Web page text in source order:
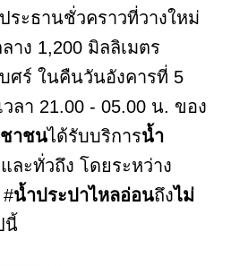
ระธานชั่วคราวที่วางใหม่
ง 1,200 มิลลิเมตร
ศร์ ในคืนวันอังคารที่ 5
ลา 21.00 - 05.00 น. ของ
าชนได้รับบริการน้ำ
ละทั่วถึง โดยระหว่าง
น้ำประปาไหลอ่อนถึงไม่
นี้